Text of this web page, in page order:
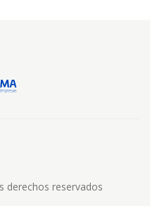
derechos reservados